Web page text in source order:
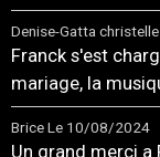
Denise-Gatta christelle
Franck s'est
mariage, la
BriceLe 10/08/2024
Un grand merci